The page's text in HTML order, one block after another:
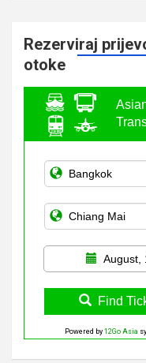
Rezerviraj
otoke
August,
Find
Powered by 12Go Asia